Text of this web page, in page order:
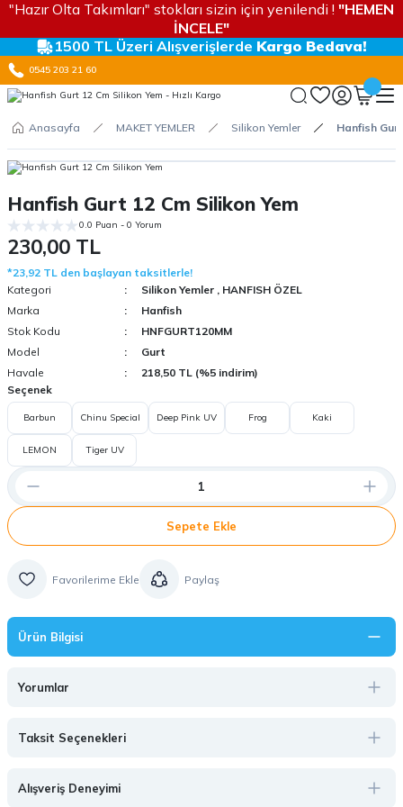
"Hazır Olta Takımları" stokları sizin için yenilendi ! "HEMEN
İNCELE"
1500 TL Üzeri Alışverişlerde Kargo Bedava!
0545 203 21 60
Anasayfa MAKET YEMLER Silikon Yemler Hanfish
Hanfish Gurt 12 Cm Silikon Yem
0.0 Puan - 0 Yorum
230,00 TL
*23,92 TL den başlayan taksitlerle!
Kategori
Silikon Yemler , HANFISH ÖZEL
Marka
Hanfish
Stok Kodu
HNFGURT120MM
Model
Gurt
Havale
218,50 TL (%5 indirim)
Seçenek
Barbun Chinu Special Deep Pink UV Frog Kaki
LEMON Tiger UV
Sepete Ekle
Paylaş
Ürün Bilgisi
Yorumlar
Taksit Seçenekleri
Alışveriş Deneyimi